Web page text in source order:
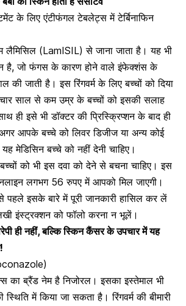
के लिए एंटीफंगल टेबलेट्स में टेर्बिनाफिन
लैमिसिल (LamISIL) से जाना जाता है। यह भी
है, जो फंगस के कारण होने वालेइंफेक्शंस के
की जाती है। इस रिंगवर्म के लिए बच्चों को दिया
साल से कम उम्र के बच्चों को इसकी सलाह
ही इसे भी डॉक्टर की प्रिस्क्रिप्शन के बाद ही
आपके बच्चे को लिवर डिजीज या अन्य कोई
मेडिसिन बच्चे को नहीं देनी चाहिए।
को भी इस दवा को देने से बचना चाहिए। इस
लगभग 56 रुपए में आपको मिल जाएगी।
पहले इसके बारे में पूरी जानकारी हासिल कर लें
इंस्ट्रक्शन को फॉलो करना न भूलें।
ही नहीं, बल्कि स्किन कैंसर के उपचार में यह
का ब्रैंड नेम है निजोरल। इसका इस्तेमाल भी
स्थिति में किया जा सकता है। रिंगवर्म की बीमारी